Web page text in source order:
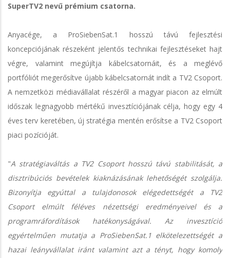
SuperTV2 nevű prémium csatorna.
Anyacége, a ProSiebenSat.1 hosszú távú fejlesztési
koncepciójának részeként jelentős technikai fejlesztéseket hajt
végre, valamint megújítja kábelcsatornáit, és a meglévő
portfóliót megerősítve újabb kábelcsatornát indít a TV2 Csoport.
A nemzetközi médiavállalat részéről a magyar piacon az elmúlt
időszak legnagyobb mértékű invesztíciójának célja, hogy egy 4
éves terv keretében, új stratégia mentén erősítse a TV2 Csoport
piaci pozícióját.
"A stratégiaváltás a TV2 Csoport hosszú távú stabilitását, a
disztribúciós bevételek kiaknázásának lehetőségét szolgálja.
Bizonyítja egyúttal a tulajdonosok elégedettségét a TV2
Csoport elmúlt féléves nézettségi eredményeivel és a
programráfordítások hatékonyságával. Az invesztíció
egyértelműen mutatja a ProSiebenSat.1 elkötelezettségét a
hazai leányvállalat iránt valamint azt a tényt, hogy komoly